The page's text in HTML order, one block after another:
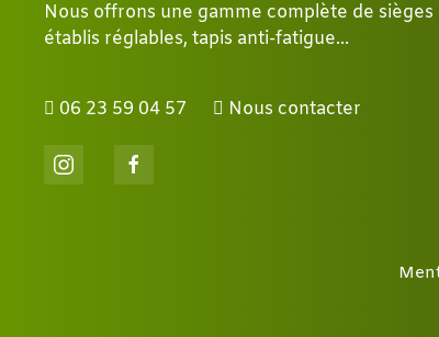
Nous offrons une gamme complète de
établis réglables, tapis anti-fatigue...
06 23 59 04 57 Nous contacter